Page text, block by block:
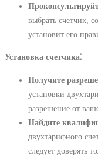
выбрать счетчик,
установит его
Установка счетчика⁚
Получите
установки
разрешение от
Найдите
двухтарифного
следует доверять